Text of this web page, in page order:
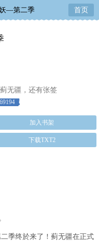
—第二季 首页
无疆，还有张签
加入书架
下载TXT2
季终於来了！蓟无疆在正式